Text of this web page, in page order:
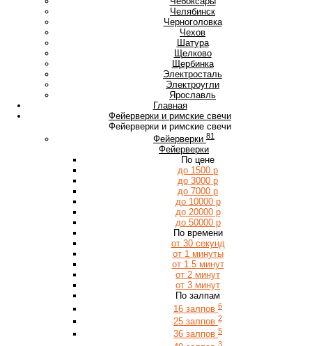
Челябинск
Черноголовка
Чехов
Шатура
Щелково
Щербинка
Электросталь
Электроугли
Ярославль
Главная
Фейерверки и римские свечи
Фейерверки и римские свечи
Фейерверки 81
Фейерверки
По цене
до 1500 р
до 3000 р
до 7000 р
до 10000 р
до 20000 р
до 50000 р
По времени
от 30 секунд
от 1 минуты
от 1.5 минут
от 2 минут
от 3 минут
По залпам
16 залпов 6
25 залпов 2
36 залпов 5
3